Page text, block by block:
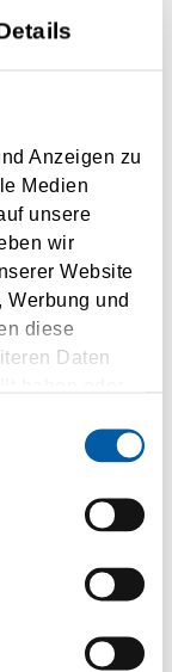
Anzeigen zu
Medien
unsere
wir
Website
und
diese
Daten